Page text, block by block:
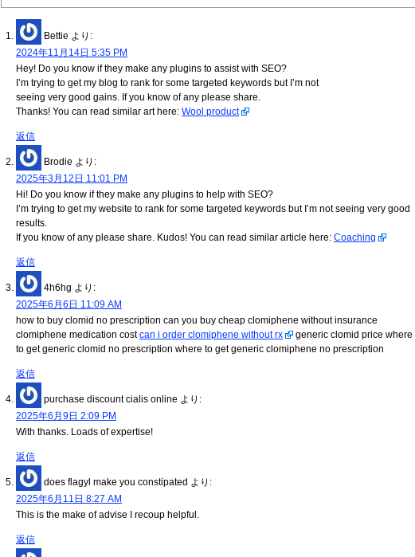
Bettie より:
2024年11月14日 5:35 PM
Hey! Do you know if they make any plugins to assist with SEO?
I’m trying to get my blog to rank for some targeted keywords but I’m not
seeing very good gains. If you know of any please share.
Thanks! You can read similar art here: Wool product
返信
Brodie より:
2025年3月12日 11:01 PM
Hi! Do you know if they make any plugins to help with SEO?
I’m trying to get my website to rank for some targeted keywords but I’m not seeing very good
results.
If you know of any please share. Kudos! You can read similar article here: Coaching
返信
4h6hg より:
2025年6月6日 11:09 AM
how to buy clomid no prescription can you buy cheap clomiphene without insurance
clomiphene medication costcan i order clomiphene without rx
generic clomid price where
to get generic clomid no prescription where to get generic clomiphene no prescription
返信
purchase discount cialis online より:
2025年6月9日 2:09 PM
With thanks. Loads of expertise!
返信
does flagyl make you constipated より:
2025年6月11日 8:27 AM
This is the make of advise I recoup helpful.
返信